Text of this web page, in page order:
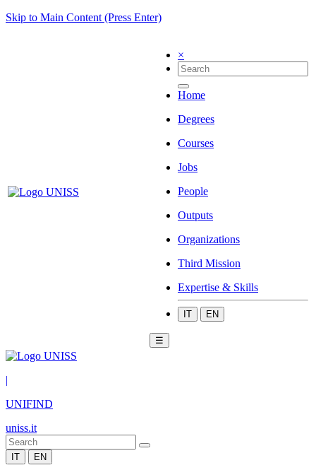
Skip to Main Content (Press Enter)
×
Home
Degrees
Courses
Jobs
People
Outputs
Organizations
Third Mission
Expertise & Skills
IT EN
☰
|
UNIFIND
uniss.it
IT EN